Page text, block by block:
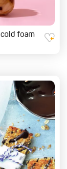
foam